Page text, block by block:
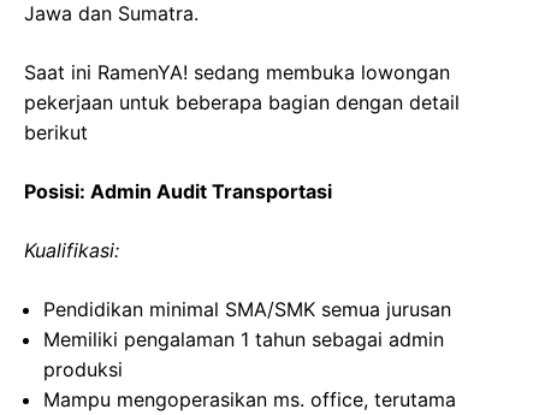
Jawa dan Sumatra.
Saat ini RamenYA! sedang membuka lowongan
pekerjaan untuk beberapa bagian dengan detail
berikut
Posisi: Admin Audit Transportasi
Kualifikasi:
Pendidikan minimal SMA/SMK semua jurusan
Memiliki pengalaman 1 tahun sebagai admin
produksi
Mampu mengoperasikan ms. office, terutama